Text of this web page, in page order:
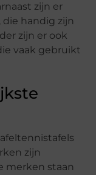
zijn er
die handig zijn
zijn er ook
vaak gebruikt
zijn
merken staan